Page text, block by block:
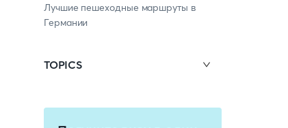
Лучшие пешеходные маршруты в
Германии
TOPICS